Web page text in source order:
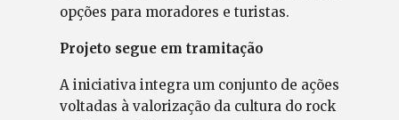
opções para moradores e turistas.
Projeto segue em tramitação
A iniciativa integra um conjunto de ações
voltadas à valorização da cultura do rock